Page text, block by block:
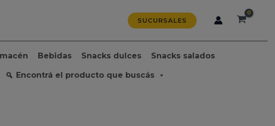
SUCURSALES
Bebidas Snacks dulces Snacks salados
Encontrá el producto que buscás